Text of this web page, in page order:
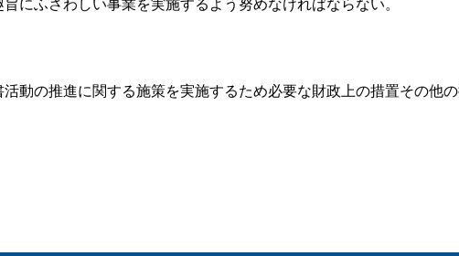
動の推進に関する施策を実施するため必要な財政上の措置その他